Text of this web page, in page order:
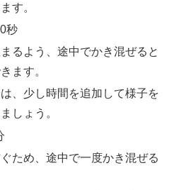
す。
秒
るよう、途中でかき混ぜると
ます。
、少し時間を追加して様子を
しょう。
ため、途中で一度かき混ぜる